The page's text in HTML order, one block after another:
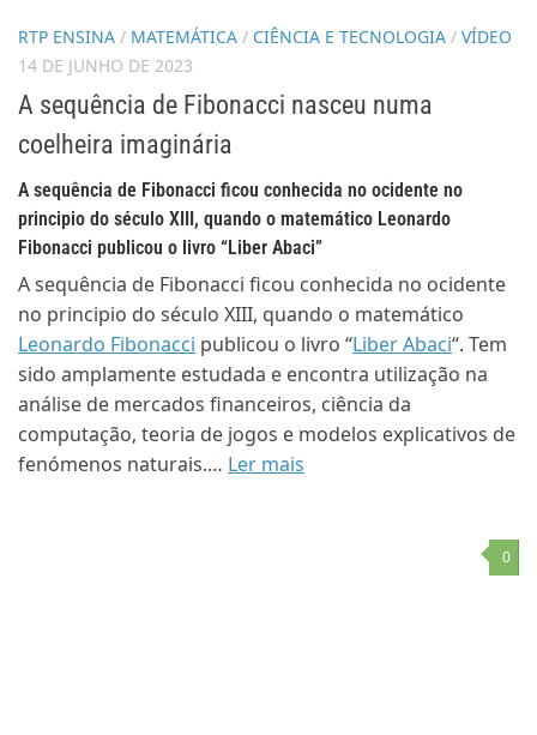
RTP ENSINA / MATEMÁTICA / CIÊNCIA E TECNOLOGIA / VÍDEO
14 DE JUNHO DE 2023
A sequência de Fibonacci nasceu numa
coelheira imaginária
A sequência de Fibonacci ficou conhecida no ocidente no
principio do século XIII, quando o matemático Leonardo
Fibonacci publicou o livro “Liber Abaci”
A sequência de Fibonacci ficou conhecida no ocidente
no principio do século XIII, quando o matemático
Leonardo Fibonacci publicou o livro “Liber Abaci“. Tem
sido amplamente estudada e encontra utilização na
análise de mercados financeiros, ciência da
computação, teoria de jogos e modelos explicativos de
fenómenos naturais.… Ler mais
0